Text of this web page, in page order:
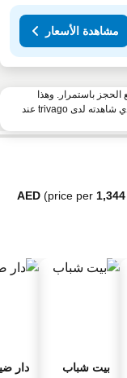
مشاهدة الأسعار
الحجز باستمرار. وهذا
يعني أنك قد لا تجد أحيانًا العرض المحدد بالضبط الذي شاهدته لدى trivago عند
(price per
بيت شباب دار